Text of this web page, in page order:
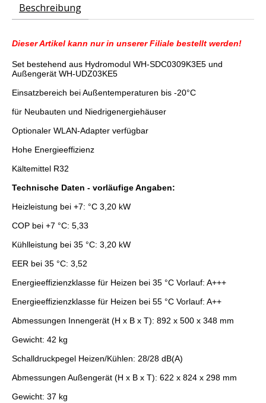
Beschreibung
Dieser Artikel kann nur in unserer Filiale bestellt werden!
Set bestehend aus Hydromodul WH-SDC0309K3E5 und
Außengerät WH-UDZ03KE5
Einsatzbereich bei Außentemperaturen bis -20°C
für Neubauten und Niedrigenergiehäuser
Optionaler WLAN-Adapter verfügbar
Hohe Energieeffizienz
Kältemittel R32
Technische Daten - vorläufige Angaben:
Heizleistung bei +7: °C 3,20 kW
COP bei +7 °C: 5,33
Kühlleistung bei 35 °C: 3,20 kW
EER bei 35 °C: 3,52
Energieeffizienzklasse für Heizen bei 35 °C Vorlauf: A+++
Energieeffizienzklasse für Heizen bei 55 °C Vorlauf: A++
Abmessungen Innengerät (H x B x T): 892 x 500 x 348 mm
Gewicht: 42 kg
Schalldruckpegel Heizen/Kühlen: 28/28 dB(A)
Abmessungen Außengerät (H x B x T): 622 x 824 x 298 mm
Gewicht: 37 kg